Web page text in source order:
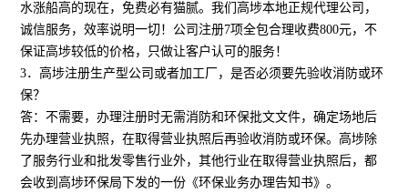
水涨船高的现在，免费必有猫腻。我们高埗本地正规代理公司，
诚信服务，效率说明一切！公司注册7项全包合理收费800元，不
保证高埗较低的价格，只做让客户认可的服务！
3．高埗注册生产型公司或者加工厂，是否必须要先验收消防或环
保？
答：不需要，办理注册时无需消防和环保批文文件，确定场地后
先办理营业执照，在取得营业执照后再验收消防或环保。高埗除
了服务行业和批发零售行业外，其他行业在取得营业执照后，都
会收到高埗环保局下发的一份《环保业务办理告知书》。